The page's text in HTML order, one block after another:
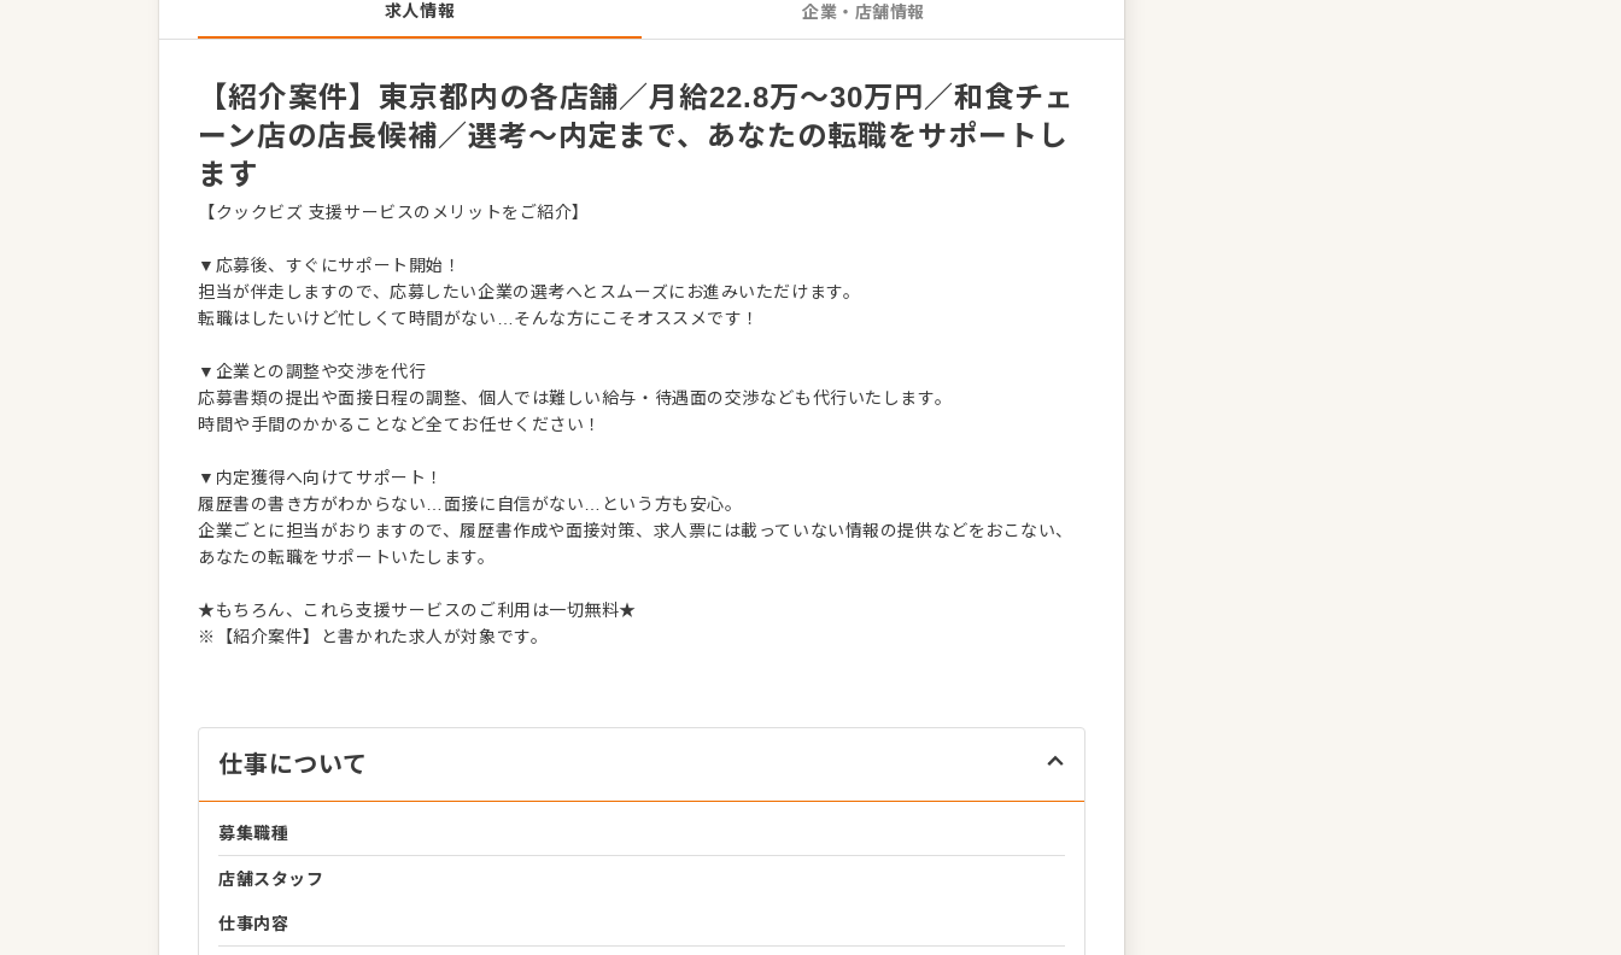
求人情報 企業・店舗情報
【紹介案件】東京都内の各店舗／月給22.8万～30万円／和食チェ
ーン店の店長候補／選考～内定まで、あなたの転職をサポートし
ます
【クックビズ 支援サービスのメリットをご紹介】
▼応募後、すぐにサポート開始！
担当が伴走しますので、応募したい企業の選考へとスムーズにお進みいただけます。
転職はしたいけど忙しくて時間がない…そんな方にこそオススメです！
▼企業との調整や交渉を代行
応募書類の提出や面接日程の調整、個人では難しい給与・待遇面の交渉なども代行いたします。
時間や手間のかかることなど全てお任せください！
▼内定獲得へ向けてサポート！
履歴書の書き方がわからない…面接に自信がない…という方も安心。
企業ごとに担当がおりますので、履歴書作成や面接対策、求人票には載っていない情報の提供などをおこない、
あなたの転職をサポートいたします。
★もちろん、これら支援サービスのご利用は一切無料★
※【紹介案件】と書かれた求人が対象です。
仕事について
募集職種
店舗スタッフ
仕事内容